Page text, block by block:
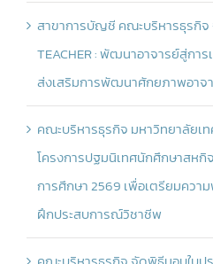
สาขาการบัญชี คณะบริหารธุรกิจ
TEACHER : พัฒนาอาจารย์สู่การ
ส่งเสริมการพัฒนาศักยภาพอาจ
คณะบริหารธุรกิจ มหาวิทยาลัยเ
โครงการปฐมนิเทศนักศึกษาสหกิ
การศึกษา 2569 เพื่อเตรียมควา
ฝึกประสบการณ์วิชาชีพ